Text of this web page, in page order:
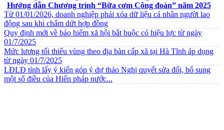
Hướng dẫn Chương trình “Bữa cơm Công đoàn” năm 2025
Từ 01/01/2026, doanh nghiệp phải xóa dữ liệu cá nhân người lao
động sau khi chấm dứt hợp đồng
Quy định mới về bảo hiểm xã hội bắt buộc có hiệu lực từ ngày
01/7/2025
Mức lương tối thiểu vùng theo địa bàn cấp xã tại Hà Tĩnh áp dụng
từ ngày 01/7/2025
LĐLĐ tỉnh lấy ý kiến góp ý dự thảo Nghị quyết sửa đổi, bổ sung
một số điều của Hiến pháp nước...